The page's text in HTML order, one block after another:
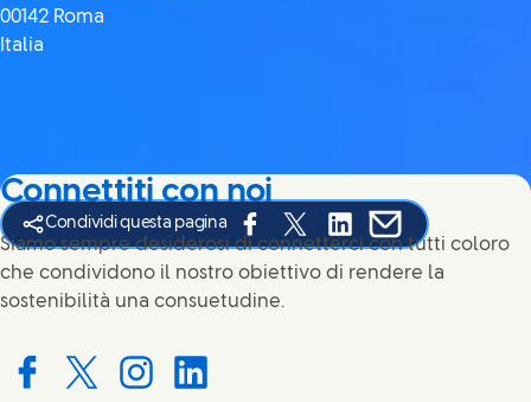
00142 Roma
Italia
Condividi questa pagina
Share this page on Facebook
Share this page on X
Share this page on
Share this page
Connettiti con noi
Siamo sempre desiderosi di connetterci con tutti coloro
che condividono il nostro obiettivo di rendere la
sostenibilità una consuetudine.